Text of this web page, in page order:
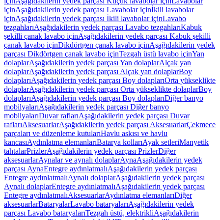
içinAşağıdakilerin yedek parçası Lavabolar içinİkili lavabolar
içinAşağıdakilerin yedek parçası İkili lavabolar içinLavabo
tezgahlarıAşağıdakilerin yedek parçası Lavabo tezgahlarıKabuk
şekilli çanak lavabo içinAşağıdakilerin yedek parçası Kabuk şekilli
çanak lavabo içinDikdörtgen çanak lavabo içinAşağıdakilerin yedek
parçası Dikdörtgen çanak lavabo içinTezgah üstü lavabo içinYan
dolaplarAşağıdakilerin yedek parçası Yan dolaplarAlçak yan
dolaplarAşağıdakilerin yedek parçası Alçak yan dolaplarBoy
dolaplarıAşağıdakilerin yedek parçası Boy dolaplarıOrta yükseklikte
dolaplarAşağıdakilerin yedek parçası Orta yükseklikte dolaplarBoy
dolaplarıAşağıdakilerin yedek parçası Boy dolaplarıDiğer banyo
mobilyalarıAşağıdakilerin yedek parçası Diğer banyo
mobilyalarıDuvar raflarıAşağıdakilerin yedek parçası Duvar
raflarıAksesuarlarAşağıdakilerin yedek parçası AksesuarlarÇekmece
parçaları ve düzenleme kutularıHavlu askısı ve havlu
kancasıAydınlatma elemanlarıBatarya kollarıAyak setleriManyetik
tahtalarPrizlerAşağıdakilerin yedek parçası PrizlerDiğer
aksesuarlarAynalar ve aynalı dolaplarAynaAşağıdakilerin yedek
parçası AynaEntegre aydınlatmalıAşağıdakilerin yedek parçası
Entegre aydınlatmalıAynalı dolaplarAşağıdakilerin yedek parçası
Aynalı dolaplarEntegre aydınlatmalıAşağıdakilerin yedek parçası
Entegre aydınlatmalıAksesuarlarAydınlatma elemanlarıDiğer
aksesuarlarBataryalarLavabo bataryalarıAşağıdakilerin yedek
parçası Lavabo bataryalarıTezgah üstü, elektrikliAşağıdakilerin